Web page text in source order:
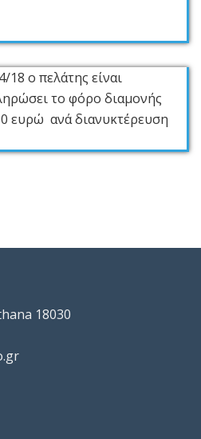
ο πελάτης είναι
το φόρο διαμονής
ευρώ ανά διανυκτέρευση
18030